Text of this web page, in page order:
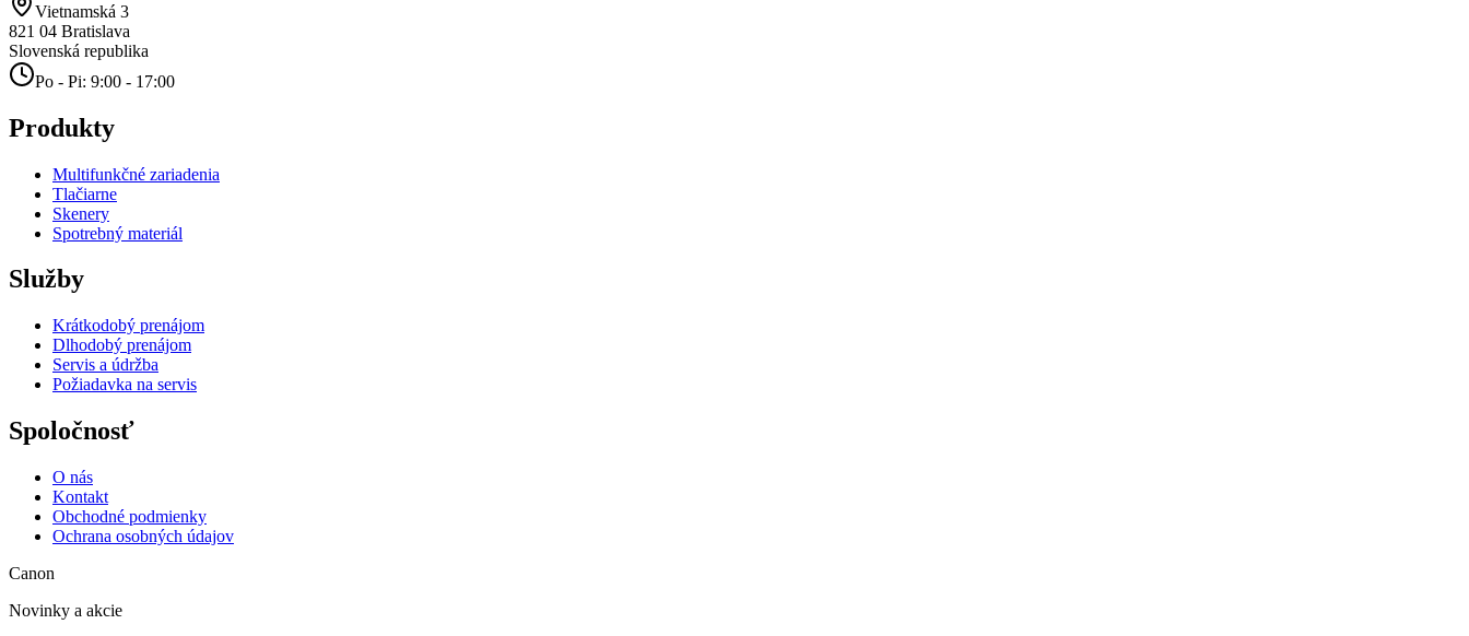
Vietnamská 3
821 04 Bratislava
Slovenská republika
Po - Pi: 9:00 - 17:00
Produkty
Multifunkčné zariadenia
Tlačiarne
Skenery
Spotrebný materiál
Služby
Krátkodobý prenájom
Dlhodobý prenájom
Servis a údržba
Požiadavka na servis
Spoločnosť
O nás
Kontakt
Obchodné podmienky
Ochrana osobných údajov
Canon
Novinky a akcie